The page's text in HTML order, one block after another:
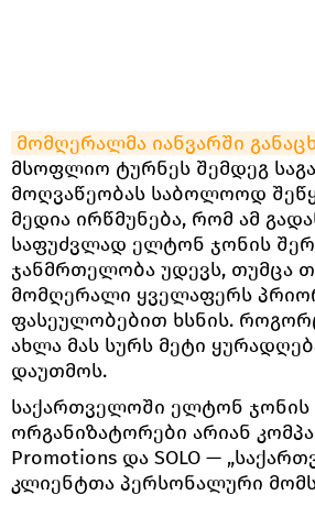
მომღერალმა იანვარში
მსოფლიო ტურნეს შემდეგ
მოღვაწეობას საბოლოოდ
მედია ირწმუნება, რომ ამ
საფუძვლად ელტონ ჯონის
ჯანმრთელობა უდევს, თუმცა
მომღერალი ყველაფერს
ფასეულობებით ხსნის.
ახლა მას სურს მეტი
დაუთმოს.
საქართველოში ელტონ ჯონის
ორგანიზატორები არიან
Promotions და SOLO —
კლიენტთა პერსონალური